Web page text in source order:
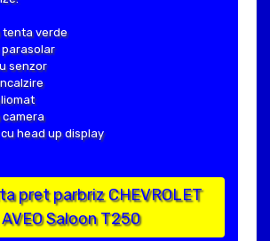
tenta verde
parasolar
senzor
camera
head up display
pret parbriz CHEVROLET
AVEO Saloon T250